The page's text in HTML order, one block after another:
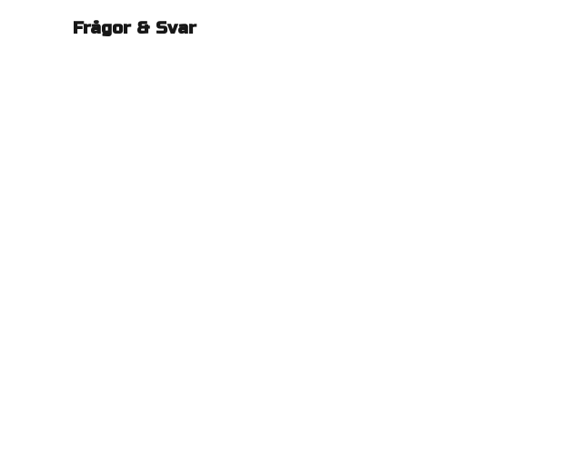
Frågor & Svar